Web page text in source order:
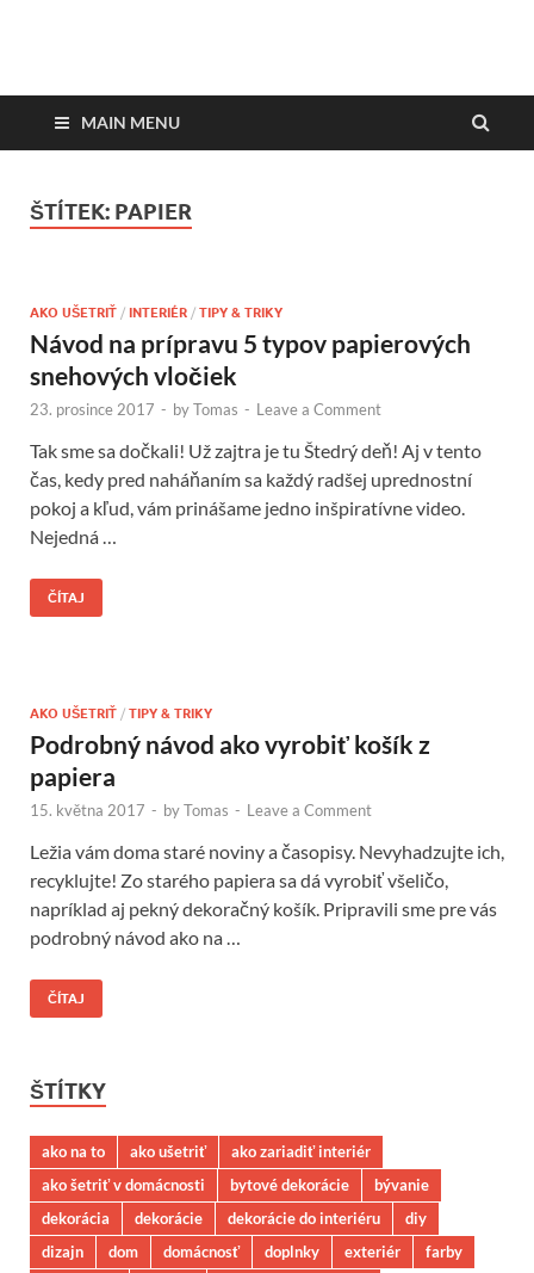
DesignMagazin.sk
MAIN MENU
ŠTÍTEK: PAPIER
AKO UŠETRIŤ / INTERIÉR / TIPY & TRIKY
Návod na prípravu 5 typov papierových
snehových vločiek
23. prosince 2017 - byTomas - Leave a Comment
Tak sme sa dočkali! Už zajtra je tu Štedrý deň! Aj v tento
čas, kedy pred naháňaním sa každý radšej uprednostní
pokoj a kľud, vám prinášame jedno inšpiratívne video.
Nejedná …
ČÍTAJ
AKO UŠETRIŤ / TIPY & TRIKY
Podrobný návod ako vyrobiť košík z
papiera
15. května 2017 - byTomas - Leave a Comment
Ležia vám doma staré noviny a časopisy. Nevyhadzujte ich,
recyklujte! Zo starého papiera sa dá vyrobiť všeličo,
napríklad aj pekný dekoračný košík. Pripravili sme pre vás
podrobný návod ako na …
ČÍTAJ
ŠTÍTKY
ako na to ako ušetriť
ako zariadiť interiér
ako šetriť v domácnosti
bytové dekorácie
bývanie
dekorácia
dekorácie dekorácie do interiéru
diy
dizajn
dom domácnosť doplnky exteriér
farby